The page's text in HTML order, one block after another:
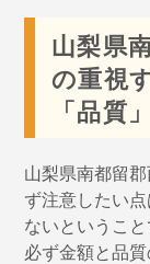
山梨県
の重視
「品質」
山梨県南都留
ず注意したい
ないということ
必ず金額と品